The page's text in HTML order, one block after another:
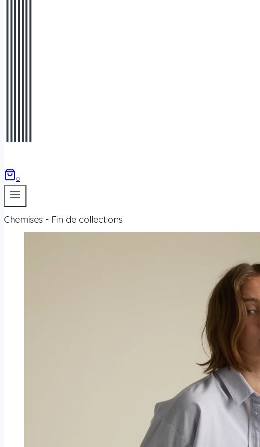
0
Chemises - Fin de collections